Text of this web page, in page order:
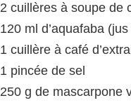
2 cuillères à soupe de
120 ml d’aquafaba
1 cuillère à café
1 pincée de sel
250 g de mascarpone